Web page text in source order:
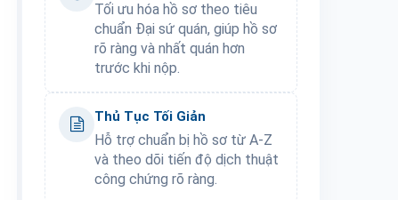
Tối ưu hóa hồ sơ theo tiêu
chuẩn Đại sứ quán, giúp hồ sơ
rõ ràng và nhất quán hơn
trước khi nộp.
Thủ Tục Tối Giản
Hỗ trợ chuẩn bị hồ sơ từ A-Z
và theo dõi tiến độ dịch thuật
công chứng rõ ràng.